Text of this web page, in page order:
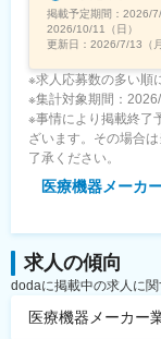
掲載予定期間： 2026/7/
2026/10/11（日）
更新日： 2026/7/13（月
※求人応募数の多い順
※集計対象期間：
※事情により掲載終了
ざいます。その場合
了承ください。
医療機器メーカ
求人の傾向
dodaに掲載中の求人に関
医療機器メーカー